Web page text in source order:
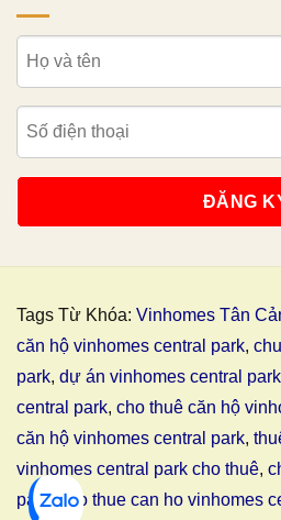
Tags Từ Khóa: Vinhomes Tân
căn hộ vinhomes central park,
park, dự án vinhomes central park
central park, cho thuê căn hộ
căn hộ vinhomes central park,
vinhomes central park cho thuê,
park,cho thue can ho vinhomes